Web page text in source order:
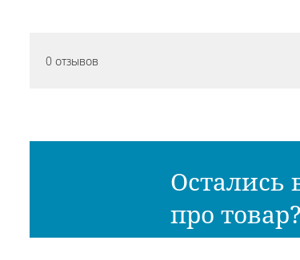
0 отзывов
Остались
про товар?